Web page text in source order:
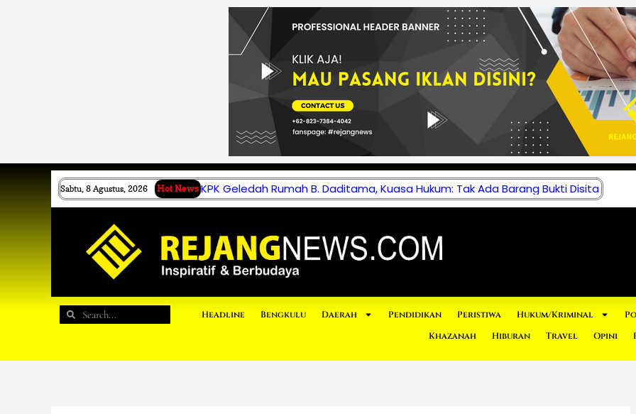
Sabtu, 8 Agustus, 2026 Hot News KPK Geledah Rumah B. Daditama, Kuasa Hukum: Tak Ada Barang Bukti Disita
Search
Search Headline Bengkulu Daerah Pendidikan Peristiwa Hukum/Kriminal
Khazanah
Hiburan Travel Opini